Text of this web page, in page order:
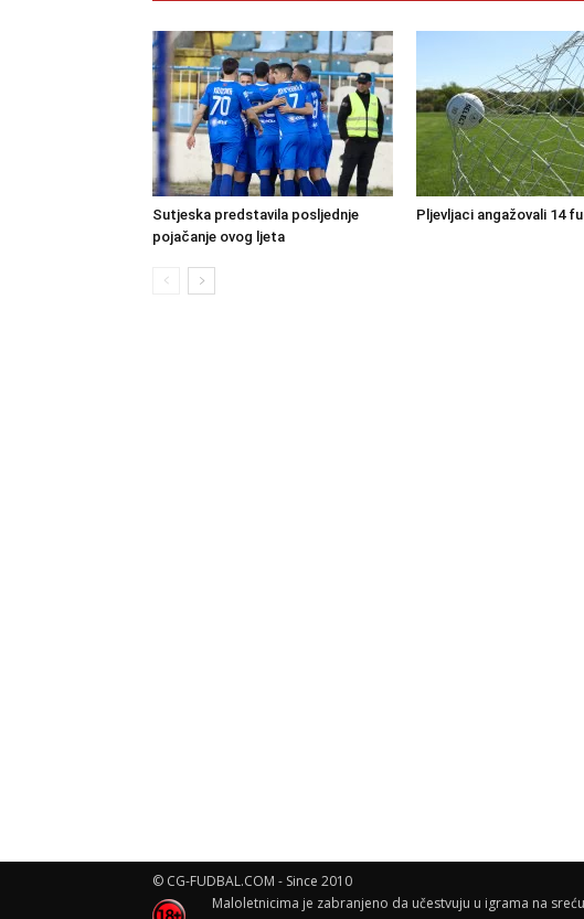
Sutjeska predstavila posljednje
pojačanje ovog ljeta
Pljevljaci angažovali 14
© CG-FUDBAL.COM - Since 2010
Maloletnicima je zabranjeno da učestvuju u igrama na